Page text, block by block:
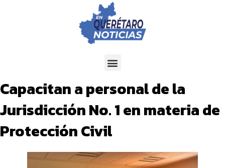
Capacitan a personal de la
Jurisdicción No. 1 en materia de
Protección Civil